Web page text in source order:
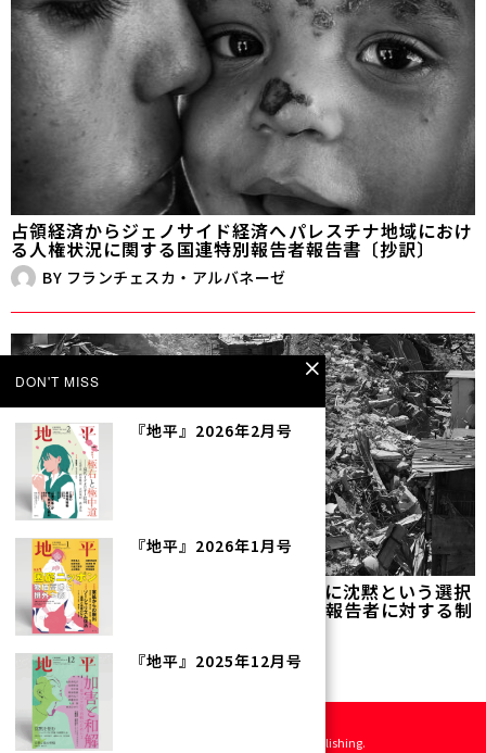
占領経済からジェノサイド経済へ――パレスチナ地域におけ
る人権状況に関する国連特別報告者報告書〔抄訳〕
BY フランチェスカ・アルバネーゼ
国際人権法へのあからさまな攻撃を前に沈黙という選択
肢はない――トランプ政権による国連特別報告者に対する制
裁
BY小坂田裕子
©2026地平社 All rights reserved. Designed by Kinoko Publishing.
DON'T MISS
『地平』2026年2月号
『地平』2026年1月号
『地平』2025年12月号